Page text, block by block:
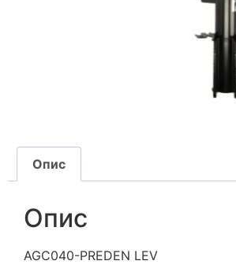
Опис
Опис
AGC040-PREDEN LEV